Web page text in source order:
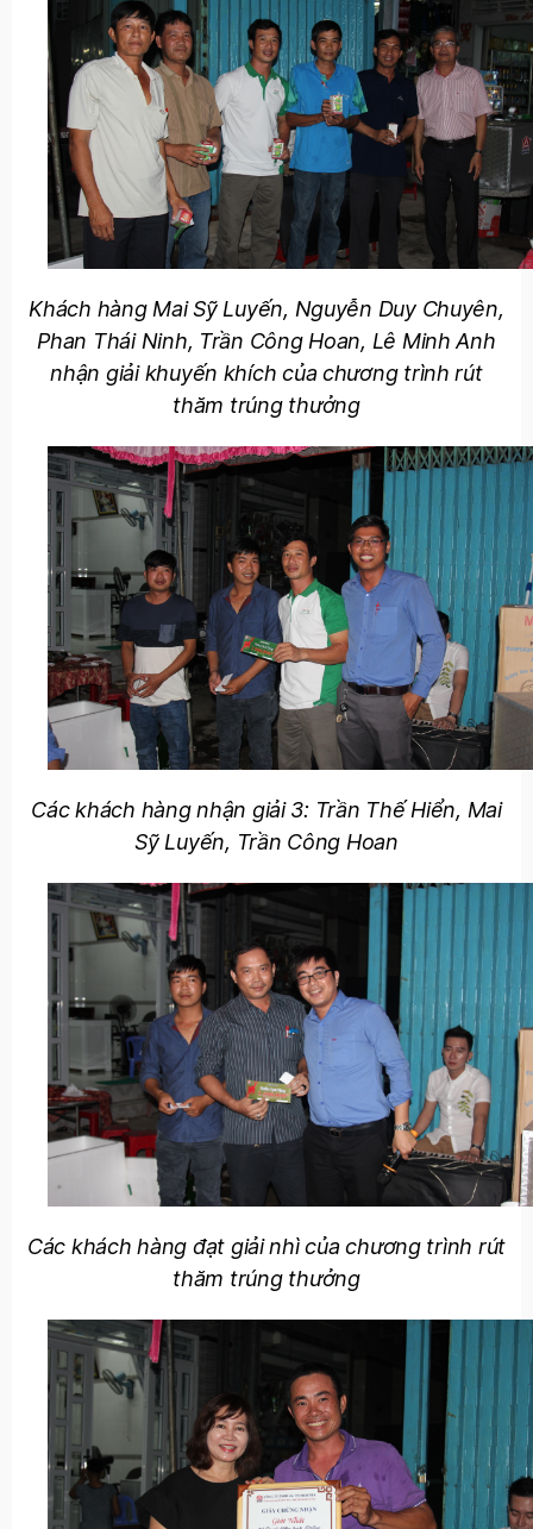
Khách hàng Mai Sỹ Luyến, Nguyễn Duy Chuyên,
Phan Thái Ninh, Trần Công Hoan, Lê Minh Anh
nhận giải khuyến khích của chương trình rút
thăm trúng thưởng
Các khách hàng nhận giải 3: Trần Thế Hiển, Mai
Sỹ Luyến, Trần Công Hoan
Các khách hàng đạt giải nhì của chương trình rút
thăm trúng thưởng